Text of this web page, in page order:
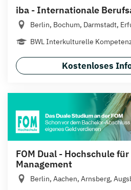
iba - Internationale
Berlin, Bochum, Darmstadt,
BWL Interkulturelle
Kostenloses
FOM Dual - Hochschule
Management
Berlin, Aachen, Arnsberg,